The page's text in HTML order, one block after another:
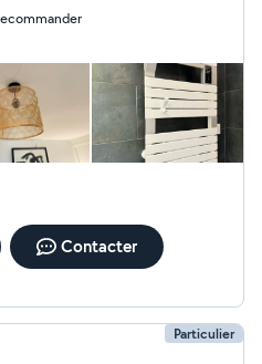
et efficace A recommander
Contacter
Particulier